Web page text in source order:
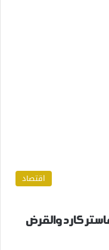
اقتصاد
كارد والقرض